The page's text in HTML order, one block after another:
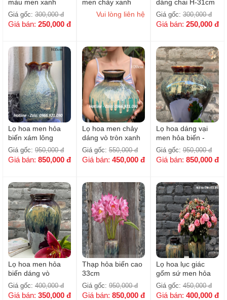
màu men xanh
coban H-26cm
Giá gốc: 300,000 đ
Giá bán: 250,000 đ
men chảy xanh
coban H-20cm
Vui lòng liên hệ
dáng chai H-31cm
Giá gốc:300,000 đ
Giá bán: 250,000 đ
Lọ hoa men hỏa
biến xám lông
chuột H-35cm
Giá gốc: 950,000 đ
Giá bán: 850,000 đ
Lọ hoa men chảy
dáng vò tròn xanh
ngọc H-20cm
Giá gốc:550,000 đ
Giá bán: 450,000 đ
Lọ hoa dáng vại
men hỏa biến -
H29cm
Giá gốc:950,000 đ
Giá bán: 850,000 đ
Lọ hoa men hỏa
biến dáng vò
miệng gấp cắm
Sen- H27cm
Giá gốc: 400,000 đ
Giá bán: 350,000 đ
Thạp hỏa biến cao
33cm
Giá gốc:950,000 đ
Giá bán: 850,000 đ
Lọ hoa lục giác
gốm sứ men hỏa
biến H20cm
Giá gốc:450,000 đ
Giá bán: 400,000 đ